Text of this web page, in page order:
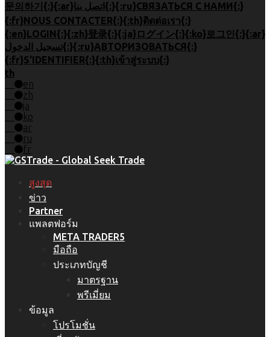
문의하기{:}{:ar}اتصل بنا{:}{:ru}СВЯЗАТЬСЯ С НАМИ{:}
{:fr}NOUS CONTACTER{:}{:th}ติดต่อเรา{:}
{:en}LOGIN{:}{:zh}登录{:}{:ja}ログイン{:}{:ko}로그인{:}{:ar}
تسجيل الدخول{:}{:ru}АВТОРИЗОВАТЬСЯ{:}
{:fr}S'IDENTIFIER{:}{:th}เข้าสู่ระบบ{:}
th
en
zh
ja
ko
ar
ru
fr
สูงสุด
ข่าว
Partner
แพลตฟอร์ม
META TRADER5
มือถือ
ประเภทบัญชี
มาตรฐาน
พรีเมี่ยม
ข้อมูล
โปรโมชั่น